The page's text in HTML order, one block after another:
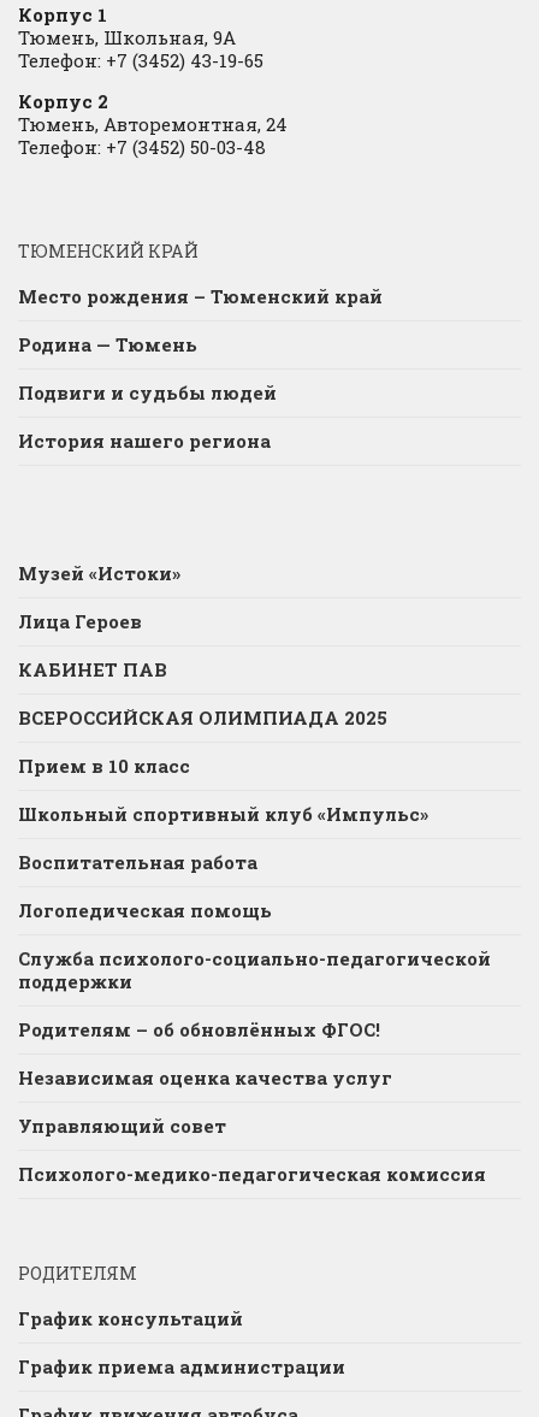
Корпус 1
Тюмень, Школьная, 9А
Телефон: +7 (3452) 43-19-65
Корпус 2
Тюмень, Авторемонтная, 24
Телефон: +7 (3452) 50-03-48
ТЮМЕНСКИЙ КРАЙ
Место рождения – Тюменский край
Родина — Тюмень
Подвиги и судьбы людей
История нашего региона
Музей «Истоки»
Лица Героев
КАБИНЕТ ПАВ
ВСЕРОССИЙСКАЯ ОЛИМПИАДА 2025
Прием в 10 класс
Школьный спортивный клуб «Импульс»
Воспитательная работа
Логопедическая помощь
Служба психолого-социально-педагогической
поддержки
Родителям – об обновлённых ФГОС!
Независимая оценка качества услуг
Управляющий совет
Психолого-медико-педагогическая комиссия
РОДИТЕЛЯМ
График консультаций
График приема администрации